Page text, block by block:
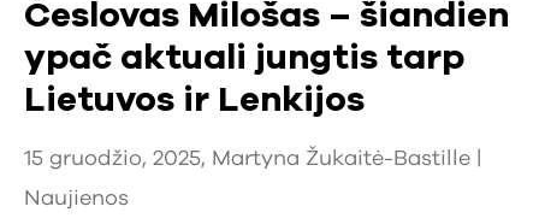
Česlovas Milošas – šiandien
ypač aktuali jungtis tarp
Lietuvos ir Lenkijos
15 gruodžio, 2025, Martyna Žukaitė-Bastille |
Naujienos